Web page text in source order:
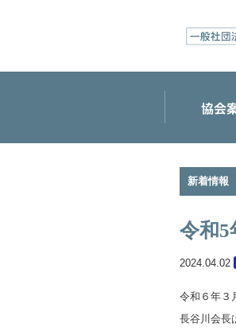
新着情報
令和5
2024.04.02
令和６年３
長谷川会長